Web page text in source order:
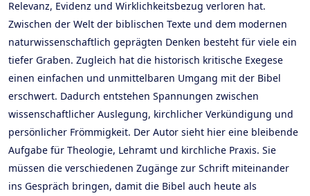
Relevanz, Evidenz und Wirklichkeitsbezug verloren hat.
Zwischen der Welt der biblischen Texte und dem modernen
naturwissenschaftlich geprägten Denken besteht für viele ein
tiefer Graben. Zugleich hat die historisch kritische Exegese
einen einfachen und unmittelbaren Umgang mit der Bibel
erschwert. Dadurch entstehen Spannungen zwischen
wissenschaftlicher Auslegung, kirchlicher Verkündigung und
persönlicher Frömmigkeit. Der Autor sieht hier eine bleibende
Aufgabe für Theologie, Lehramt und kirchliche Praxis. Sie
müssen die verschiedenen Zugänge zur Schrift miteinander
ins Gespräch bringen, damit die Bibel auch heute als